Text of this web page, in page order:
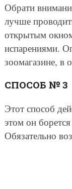
Обрати
лучше
открытым
испарениями.
зоомагазине, в
СПОСОБ № 3
Этот способ
этом он
Обязательно